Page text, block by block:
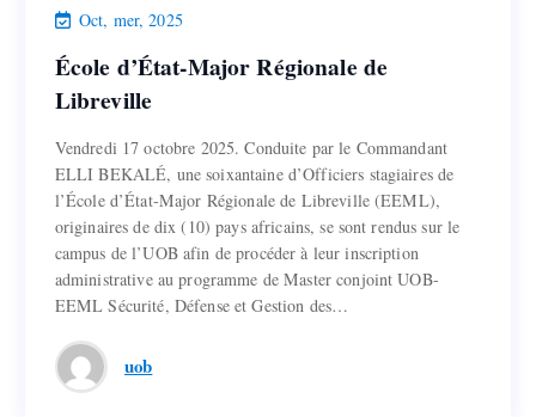
Oct, mer, 2025
École d’État-Major Régionale de
Libreville
Vendredi 17 octobre 2025. Conduite par le Commandant
ELLI BEKALÉ, une soixantaine d’Officiers stagiaires de
l’École d’État-Major Régionale de Libreville (EEML),
originaires de dix (10) pays africains, se sont rendus sur le
campus de l’UOB afin de procéder à leur inscription
administrative au programme de Master conjoint UOB-
EEML Sécurité, Défense et Gestion des…
uob
Actualités et Événements FLSH
École d’État-Major Régionale de
Vendredi 17 octobre 2025. Conduite par le Commandant
ELLI BEKALÉ, une soixantaine d’Officiers stagiaires de
l’École d’État-Major Régionale de Libreville (EEML),
originaires de dix (10) pays africains, se sont rendus sur le
campus de l’UOB afin de procéder à leur inscription
administrative au programme de Master conjoint UOB-
EEML Sécurité, Défense et Gestion des…